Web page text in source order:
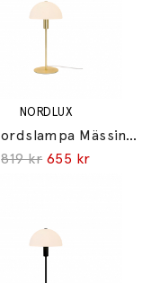
NORDLUX
Ellen Bordslampa Mässing/Opalglas
819 kr 655 kr